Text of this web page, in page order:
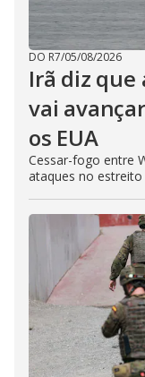
DO R7/05/08/2026
Irã diz que
vai
os EUA
Cessar-fogo entre
ataques no